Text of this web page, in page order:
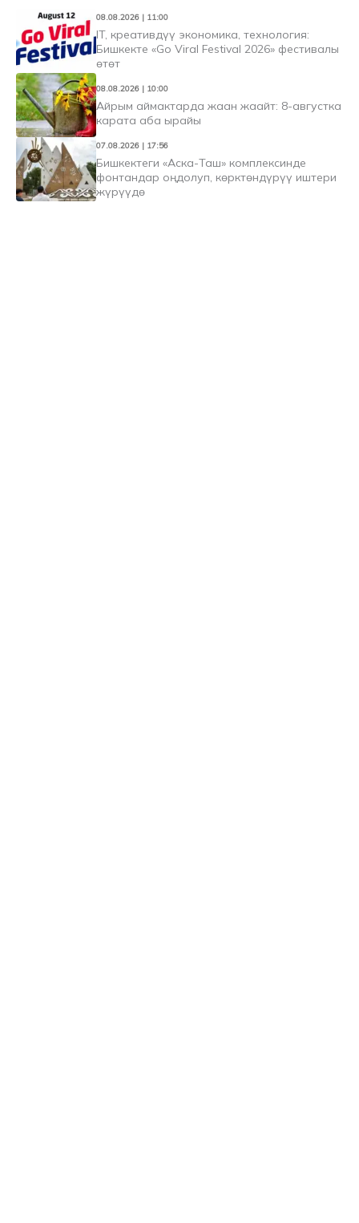
08.08.2026 | 11:00
IT, креативдүү экономика, технология:
Бишкекте «Go Viral Festival 2026» фестивалы
өтөт
08.08.2026 | 10:00
Айрым аймактарда жаан жаайт: 8-августка
карата аба ырайы
07.08.2026 | 17:56
Бишкектеги «Аска-Таш» комплексинде
фонтандар оңдолуп, көрктөндүрүү иштери
жүрүүдө